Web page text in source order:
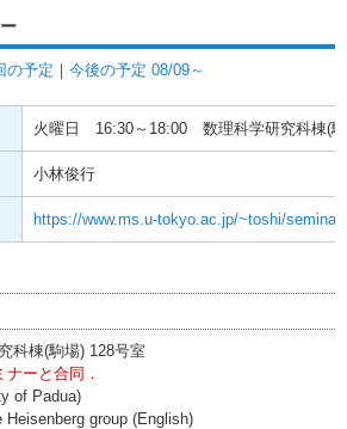
の予定 ｜ 今後の予定 08/09～
火曜日 16:30～18:00 数理科学研究科棟(
小林俊行
https://www.ms.u-tokyo.ac.jp/~toshi/
科棟(駒場) 128号室
ーと合同．
of Padua)
group (English)